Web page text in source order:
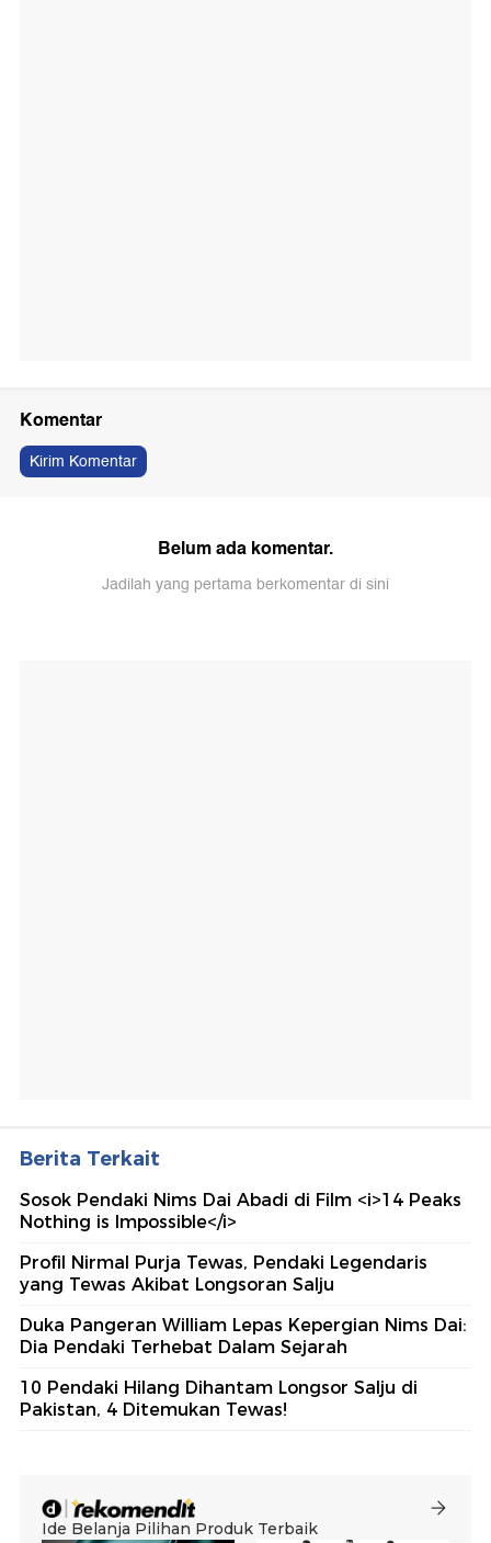
Komentar
Kirim Komentar
Belum ada komentar.
Jadilah yang pertama berkomentar di sini
Berita Terkait
Sosok Pendaki Nims Dai Abadi di Film <i>14 Peaks
Nothing is Impossible</i>
Profil Nirmal Purja Tewas, Pendaki Legendaris
yang Tewas Akibat Longsoran Salju
Duka Pangeran William Lepas Kepergian Nims Dai:
Dia Pendaki Terhebat Dalam Sejarah
10 Pendaki Hilang Dihantam Longsor Salju di
Pakistan, 4 Ditemukan Tewas!